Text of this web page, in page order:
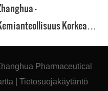
-
Korkea
Houkutteleva
Uudentyyppinen
Pharmaceutical
Tietosuojakäytäntö